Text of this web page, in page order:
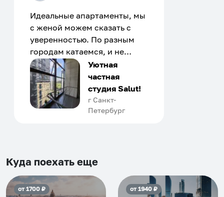
Идеальные апартаменты, мы
с женой можем сказать с
уверенностью. По разным
городам катаемся, и не
только в России. Сервис на
отличном уровне. Хозяин
апартаментов доброй души
человек, всегда можно
договориться, подскажет
приезжать еще...
Уютная
частная
студия Salut!
г Санкт-
Петербург
Куда поехать еще
от1700₽ от1940₽